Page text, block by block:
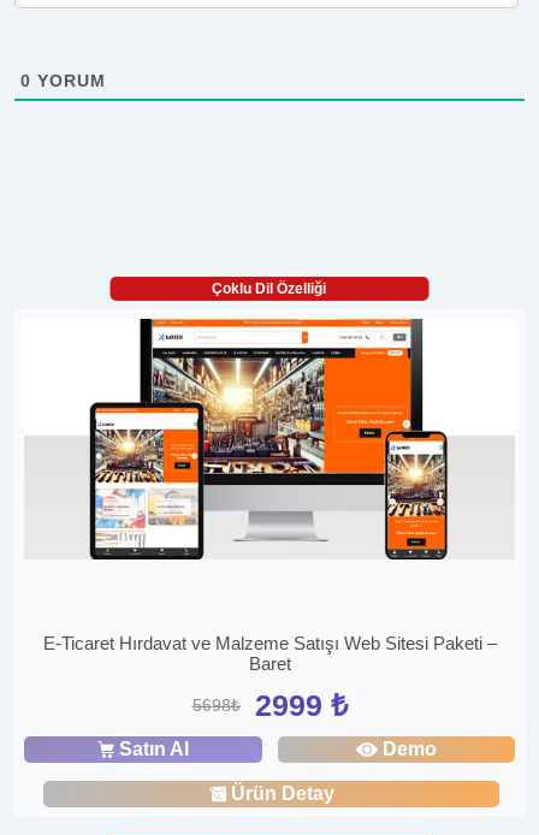
0 YORUM
Çoklu Dil Özelliği
E-Ticaret Hırdavat ve Malzeme Satışı Web Sitesi Paketi –
Baret
5698₺ 2999 ₺
Satın Al Demo
Ürün Detay